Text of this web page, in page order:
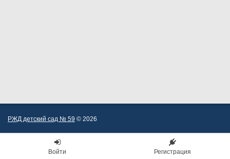
РЖД детский сад № 59 © 2026
Войти Регистрация